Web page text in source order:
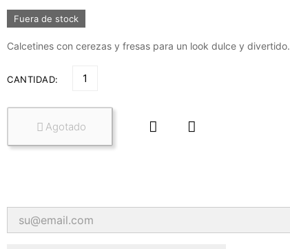
Fuera de stock
Calcetines con cerezas y fresas para un look dulce y divertido.
CANTIDAD:
 Agotado  